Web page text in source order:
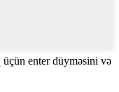
üçün enter düyməsini və